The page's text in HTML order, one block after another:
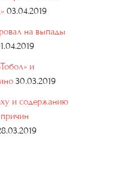
03.04.2019
на выпады
и
30.03.2019
и содержанию